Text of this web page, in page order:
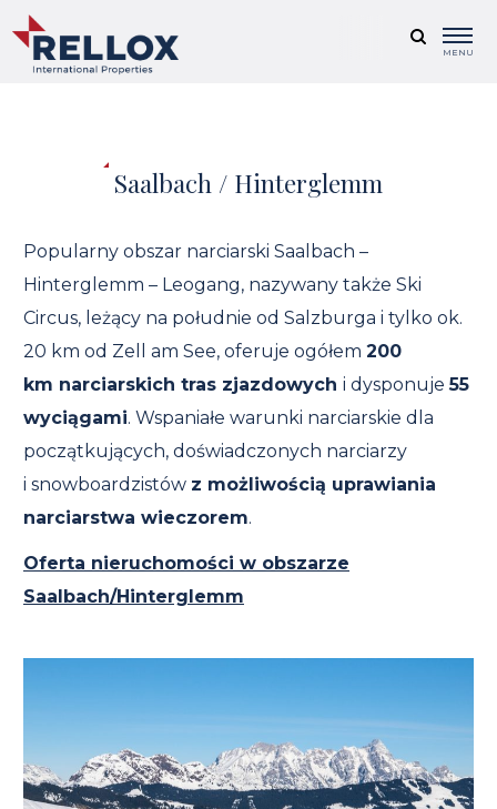
MENU
Saalbach / Hinterglemm
Popularny obszar narciarski Saalbach –
Hinterglemm – Leogang, nazywany także Ski
Circus, leżący na południe od Salzburga i tylko ok.
20 km od Zell am See, oferuje ogółem 200
km narciarskich tras zjazdowych i dysponuje55
wyciągami. Wspaniałe warunki narciarskie dla
początkujących, doświadczonych narciarzy
i snowboardzistów z możliwością uprawiania
narciarstwa wieczorem.
Oferta nieruchomości w obszarze
Saalbach/Hinterglemm